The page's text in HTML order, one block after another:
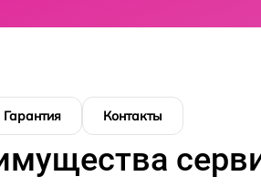
Гарантия Контакты